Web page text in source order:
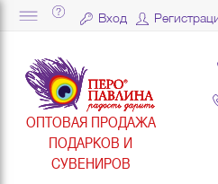
Вход
ОПТОВАЯ ПРОДАЖА
ПОДАРКОВ И
СУВЕНИРОВ